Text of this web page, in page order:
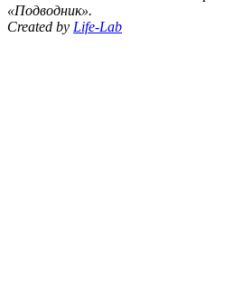
«Подводник».
Created by Life-Lab